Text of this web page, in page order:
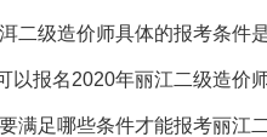
二级造价师具体的报考条件
以报名2020年丽江二级造价
满足哪些条件才能报考丽江